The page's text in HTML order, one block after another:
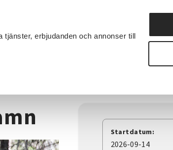
erbjudanden och annonser till
Startdatum:
2026-09-14